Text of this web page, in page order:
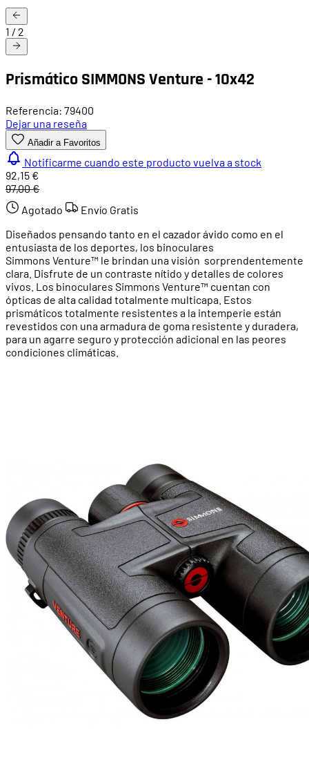
1 / 2
Prismático SIMMONS Venture - 10x42
Referencia: 79400
Dejar una reseña
Añadir a Favoritos
Notificarme cuando este producto vuelva a stock
92,15 €
97,00 €
Agotado
Envío Gratis
Diseñados pensando tanto en el cazador ávido como en el
entusiasta de los deportes, los binoculares
Simmons Venture™ le brindan una visión sorprendentemente
clara. Disfrute de un contraste nítido y detalles de colores
vivos. Los binoculares Simmons Venture™ cuentan con
ópticas de alta calidad totalmente multicapa. Estos
prismáticos totalmente resistentes a la intemperie están
revestidos con una armadura de goma resistente y duradera,
para un agarre seguro y protección adicional en las peores
condiciones climáticas.